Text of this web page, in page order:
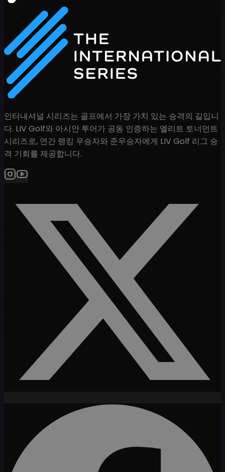
인터내셔널 시리즈는 골프에서 가장 가치 있는 승격의 길입니
다. LIV Golf와 아시안 투어가 공동 인증하는 엘리트 토너먼트
시리즈로, 연간 랭킹 우승자와 준우승자에게 LIV Golf 리그 승
격 기회를 제공합니다.